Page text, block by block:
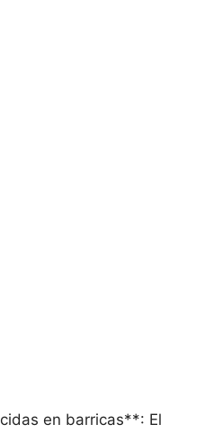
en barricas**: El